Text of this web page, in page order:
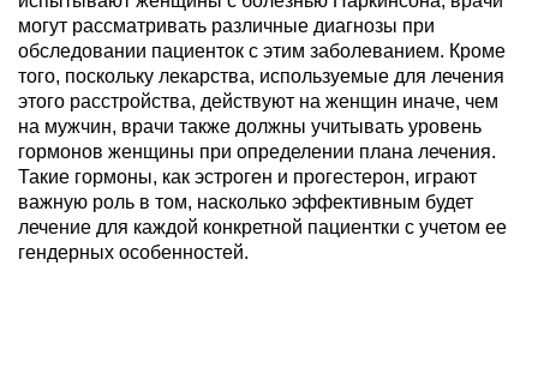
могут рассматривать различные диагнозы при
обследовании пациенток с этим заболеванием. Кроме
того, поскольку лекарства, используемые для лечения
этого расстройства, действуют на женщин иначе, чем
на мужчин, врачи также должны учитывать уровень
гормонов женщины при определении плана лечения.
Такие гормоны, как эстроген и прогестерон, играют
важную роль в том, насколько эффективным будет
лечение для каждой конкретной пациентки с учетом ее
гендерных особенностей.